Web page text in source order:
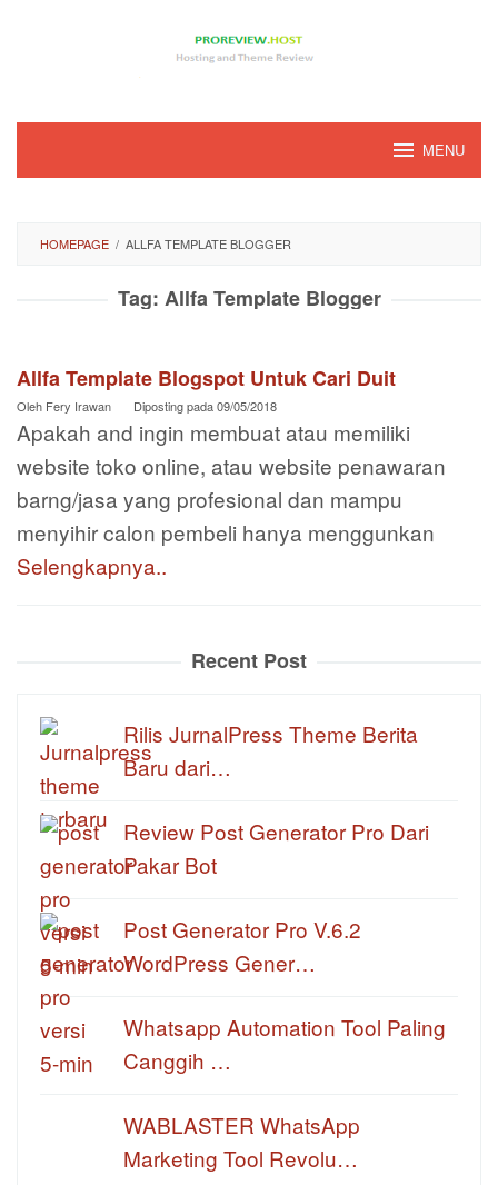
MENU
HOMEPAGE / ALLFA TEMPLATE BLOGGER
Tag: Allfa Template Blogger
Allfa Template Blogspot Untuk Cari Duit
Oleh Fery Irawan Diposting pada09/05/2018
Apakah and ingin membuat atau memiliki
website toko online, atau website penawaran
barng/jasa yang profesional dan mampu
menyihir calon pembeli hanya menggunkan
Selengkapnya..
Recent Post
Rilis JurnalPress Theme Berita
Baru dari…
Review Post Generator Pro Dari
Pakar Bot
Post Generator Pro V.6.2
WordPress Gener…
Whatsapp Automation Tool Paling
Canggih …
WABLASTER WhatsApp
Marketing Tool Revolu…